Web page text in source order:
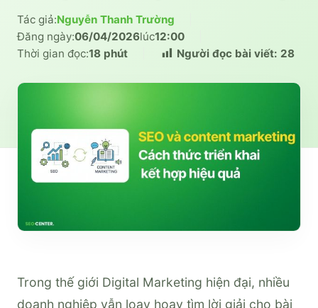
Tác giả:Nguyễn Thanh Trường
Đăng ngày:06/04/2026lúc12:00
Thời gian đọc:18 phút Người đọc bài viết: 28
Trong thế giới Digital Marketing hiện đại, nhiều
doanh nghiệp vẫn loay hoay tìm lời giải cho bài